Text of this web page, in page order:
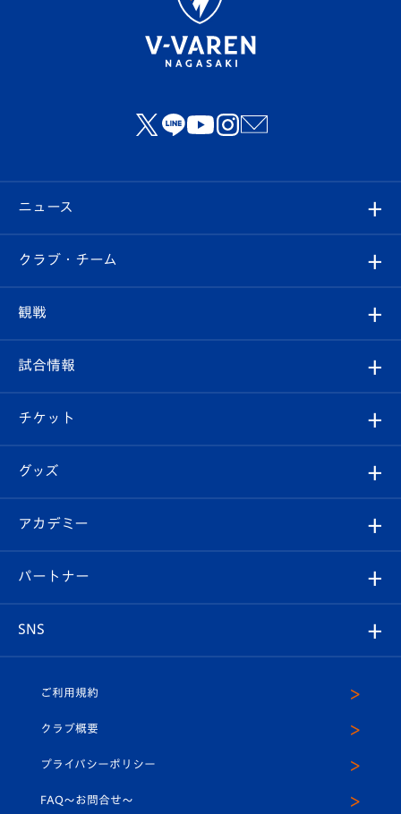
ニュース
すべて
クラブ
試合情報
チケット
イベント
メディア
ホームタウン
クラブ・チーム
クラブ概要
エンブレム紹介
スタッフプロフィール
マスコット紹介
平和祈念活動
観戦
観戦ルール
はじめての観戦ガイド
Revive Team
ヴィヴィくんの長崎おもてなしガイド
試合情報
試合日程/結果
フォトギャラリー
スタジアムグルメ
チケット
チケット
V-LOVERS（ファンクラブ）
プレイヤーズスイート
グッズ
オンラインショップ
店舗情報
アカデミー
育成からのお知らせ
U-18
スクール
パートナー
SNS
ヴィヴィくんインスタグラム
公式LINE＠
ご利用規約
クラブ概要
プライバシーポリシー
FAQ〜お問合せ〜